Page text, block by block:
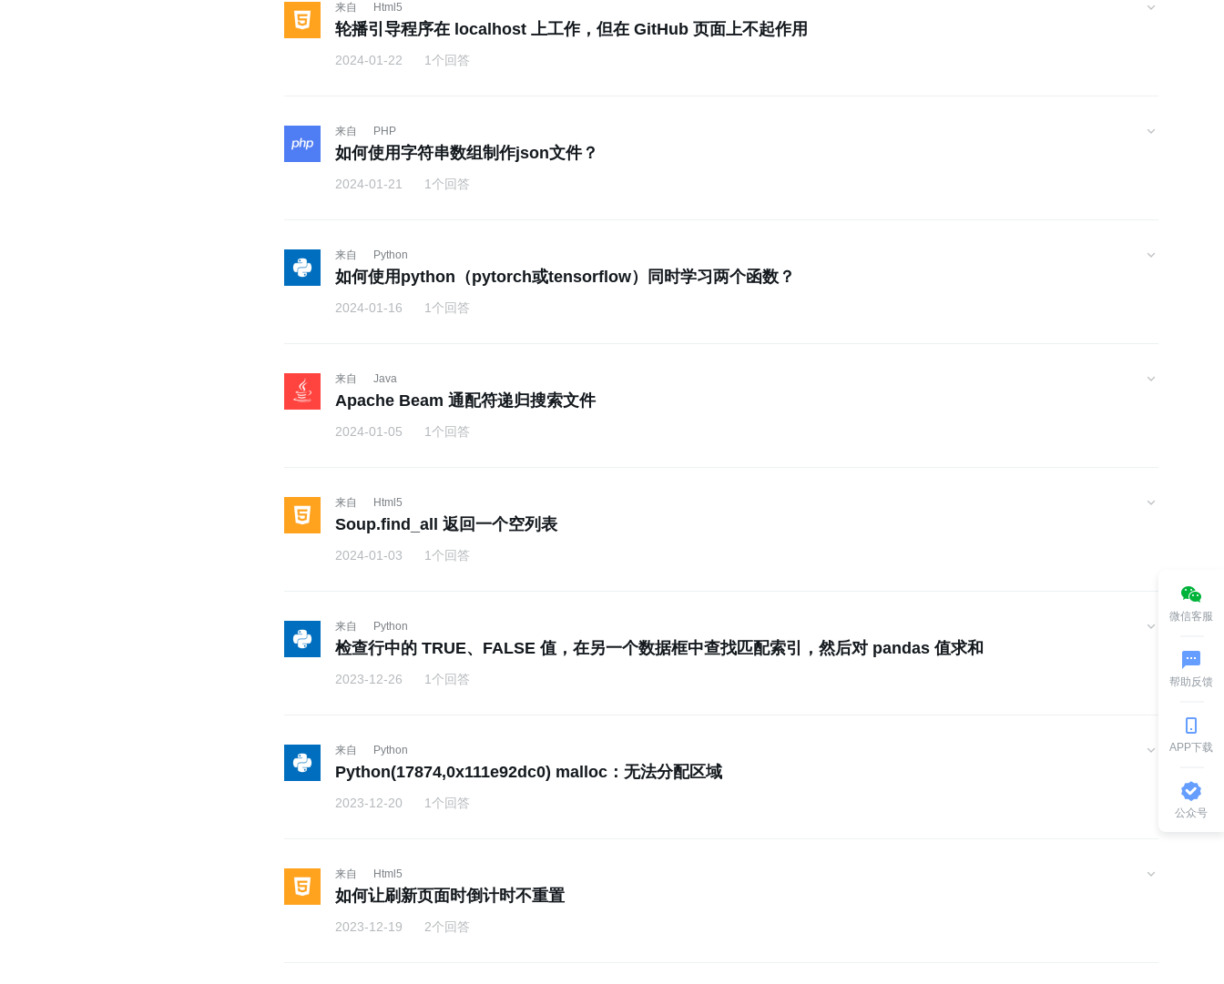
来自 Html5
轮播引导程序在 localhost 上工作，但在 GitHub 页面上不起作用
2024-01-22 1个回答
来自 PHP
如何使用字符串数组制作json文件？
2024-01-21 1个回答
来自 Python
如何使用python（pytorch或tensorflow）同时学习两个函数？
2024-01-16 1个回答
来自 Java
Apache Beam 通配符递归搜索文件
2024-01-05 1个回答
来自 Html5
Soup.find_all 返回一个空列表
2024-01-03 1个回答
来自 Python
检查行中的 TRUE、FALSE 值，在另一个数据框中查找匹配索引，然后对 pandas 值求和
2023-12-26 1个回答
来自 Python
Python(17874,0x111e92dc0) malloc：无法分配区域
2023-12-20 1个回答
来自 Html5
如何让刷新页面时倒计时不重置
2023-12-19 2个回答
微信客服
帮助反馈
APP下载
公众号